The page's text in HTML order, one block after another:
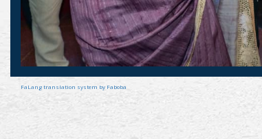
FaLang translation system by Faboba